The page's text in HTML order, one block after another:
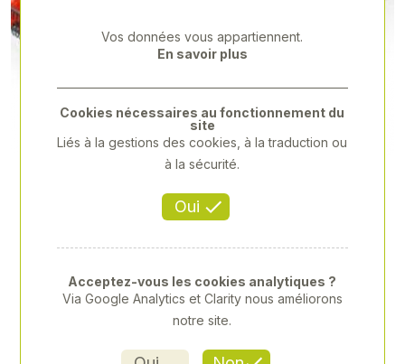
Vos données vous appartiennent.
En savoir plus
Oui
Cookies nécessaires au fonctionnement du
site
Liés à la gestions des cookies, à la traduction ou
à la sécurité.
Acceptez-vous les cookies analytiques ?
Via Google Analytics et Clarity nous améliorons
notre site.